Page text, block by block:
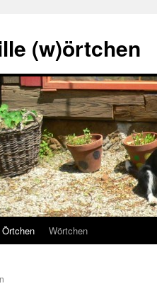
(w)örtchen
Örtchen Wörtchen